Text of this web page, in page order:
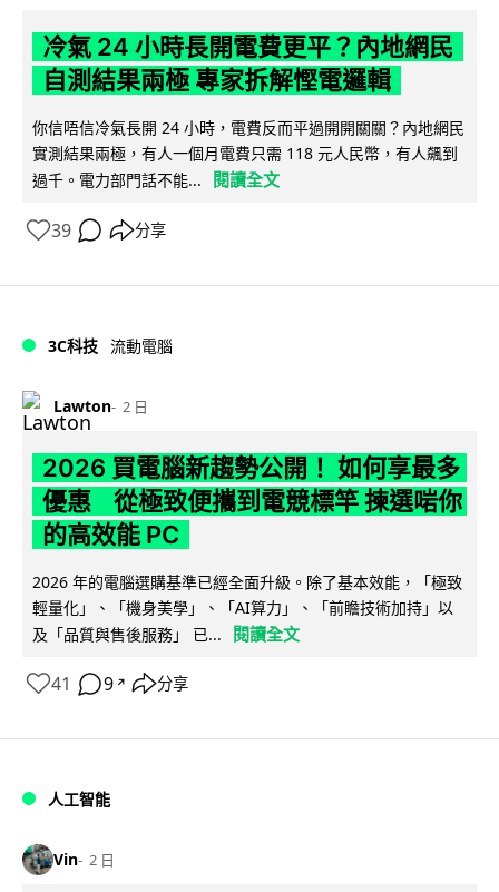
冷氣 24 小時長開電費更平？內地網民
自測結果兩極 專家拆解慳電邏輯
你信唔信冷氣長開 24 小時，電費反而平過開開關關？內地網民
實測結果兩極，有人一個月電費只需 118 元人民幣，有人飆到
過千。電力部門話不能...
閱讀全文
39 分享
3C科技 流動電腦
Lawton 2 日
2026 買電腦新趨勢公開！ 如何享最多
優惠 從極致便攜到電競標竿 揀選啱你
的高效能 PC
2026 年的電腦選購基準已經全面升級。除了基本效能，「極致
輕量化」、「機身美學」、「AI算力」、「前瞻技術加持」以
及「品質與售後服務」 已...
閱讀全文
41 9 ↗ 分享
人工智能
Vin 2 日